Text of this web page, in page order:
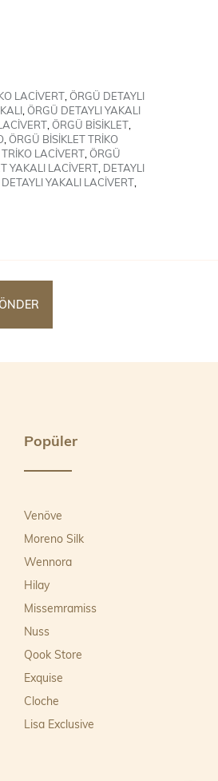
LACİVERT, ÖRGÜ DETAYLI
, ÖRGÜ DETAYLI YAKALI
ÖRGÜ BİSİKLET
ÖRGÜ BİSİKLET TRİKO
LACİVERT ÖRGÜ
YAKALI LACİVERT DETAYLI
DETAYLI YAKALI LACİVERT,
Popüler
Venöve
Moreno Silk
Wennora
Hilay
Missemramiss
Nuss
Qook Store
Exquise
Cloche
Lisa Exclusive